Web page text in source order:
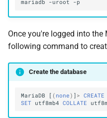
mariadb -uroot
Once you're logged into the
following command to
Create the database
MariaDB [ ( none ) ] > CREATE
SET utf8mb4 COLLATE